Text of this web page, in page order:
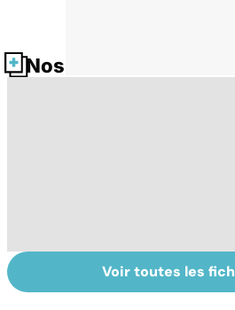
Nos fiches santé
Narcolepsie : des
crises de
Voir toutes les